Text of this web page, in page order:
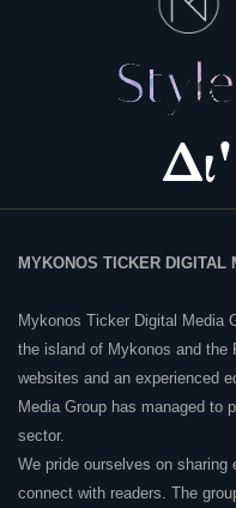
MYKONOS TICKER DIGITAL
Mykonos Ticker Digital Media
the island of Mykonos and the
websites and an experienced
Media Group has managed to
sector.
We pride ourselves on sharing
connect with readers. The